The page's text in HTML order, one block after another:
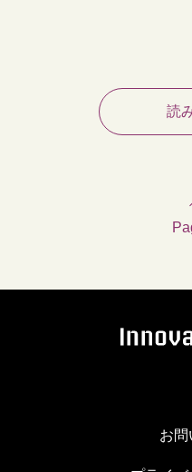
読
お問